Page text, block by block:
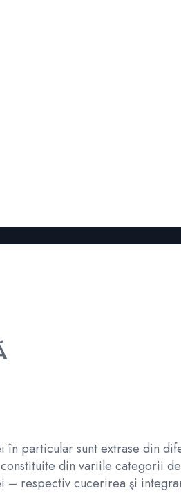
particular sunt extrase din
din variile categorii
respectiv cucerirea şi